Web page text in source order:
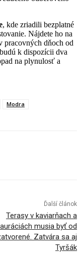
, kde zriadili bezplatné
Nájdete ho na
pracovných dňoch od
k dispozícii dva
na plynulosť a
Modra
Ďalší článok
Terasy v kaviarňach a
musia byť od
Zatvára sa aj
Tyršák